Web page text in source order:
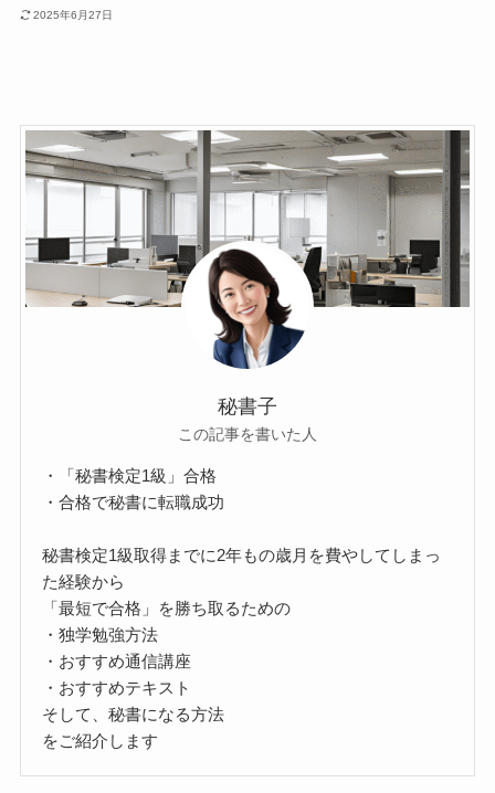
2025年6月27日
秘書子
この記事を書いた人
・「秘書検定1級」合格
・合格で秘書に転職成功
秘書検定1級取得までに2年もの歳月を費やしてしまっ
た経験から
「最短で合格」を勝ち取るための
・独学勉強方法
・おすすめ通信講座
・おすすめテキスト
そして、秘書になる方法
をご紹介します